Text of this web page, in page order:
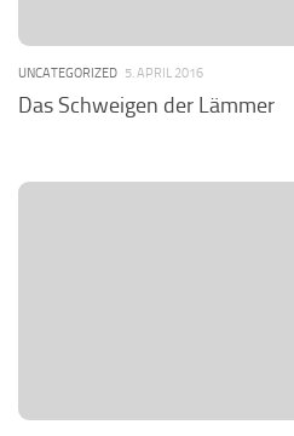
UNCATEGORIZED 5. APRIL 2016
Das Schweigen der Lämmer